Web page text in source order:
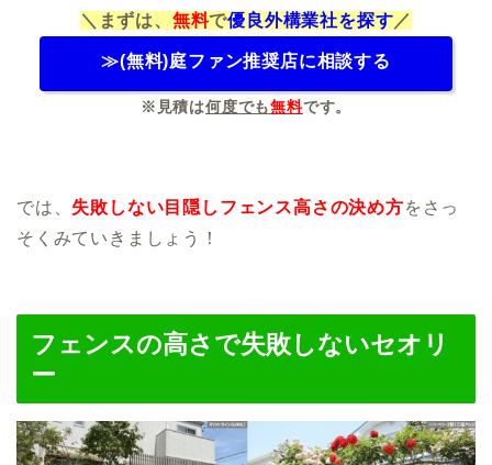
＼まずは、 無料で優良外構業社を探す／
≫(無料)庭ファン推奨店に相談する
※見積は何度でも無料です。
では、 失敗しない目隠しフェンス高さの決め方をさっ
そくみていきましょう！
フェンスの高さで失敗しないセオリ
ー